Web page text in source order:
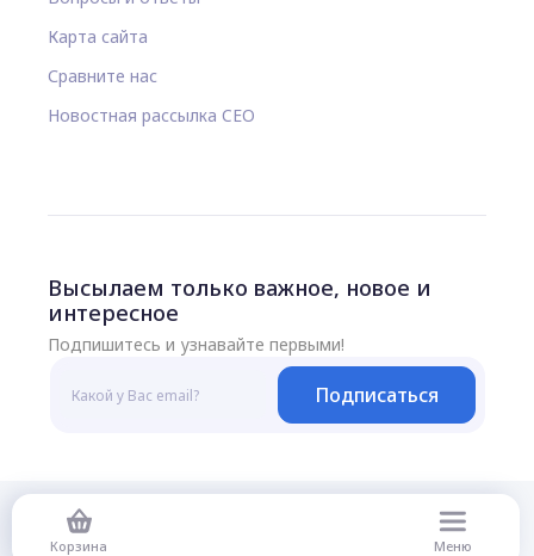
Корзина Меню
Карта сайта
Сравните нас
Новостная рассылка CEO
Высылаем только важное, новое и
интересное
Подпишитесь и узнавайте первыми!
Подписаться